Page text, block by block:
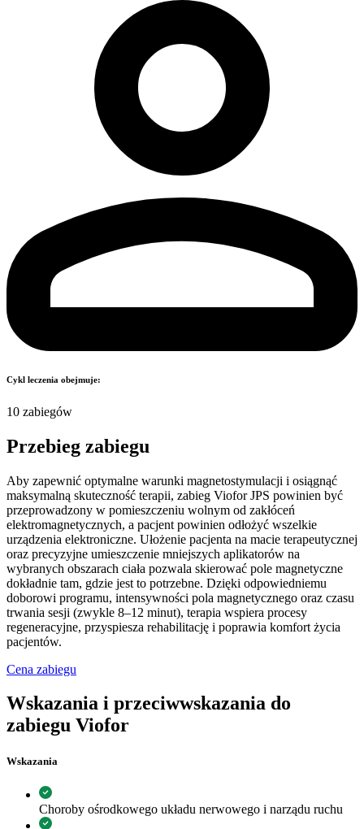
Cykl leczenia obejmuje:
10 zabiegów
Przebieg zabiegu
Aby zapewnić optymalne warunki magnetostymulacji i osiągnąć
maksymalną skuteczność terapii, zabieg Viofor JPS powinien być
przeprowadzony w pomieszczeniu wolnym od zakłóceń
elektromagnetycznych, a pacjent powinien odłożyć wszelkie
urządzenia elektroniczne. Ułożenie pacjenta na macie terapeutycznej
oraz precyzyjne umieszczenie mniejszych aplikatorów na
wybranych obszarach ciała pozwala skierować pole magnetyczne
dokładnie tam, gdzie jest to potrzebne. Dzięki odpowiedniemu
doborowi programu, intensywności pola magnetycznego oraz czasu
trwania sesji (zwykle 8–12 minut), terapia wspiera procesy
regeneracyjne, przyspiesza rehabilitację i poprawia komfort życia
pacjentów.
Cena zabiegu
Wskazania i przeciwwskazania do
zabiegu Viofor
Wskazania
Choroby ośrodkowego układu nerwowego i narządu ruchu